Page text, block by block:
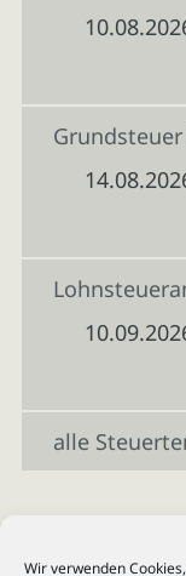
Wir verwenden
alle